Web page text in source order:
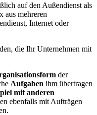
auf den Außendienst als
aus mehreren
Internet oder
die Ihr Unternehmen mit
der
Aufgaben ihm übertragen
mit anderen
ebenfalls mit Aufträgen